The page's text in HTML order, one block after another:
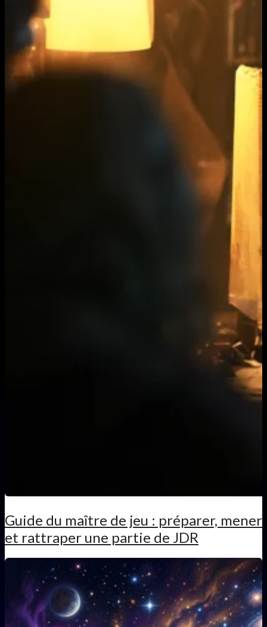
Guide du maître de jeu : préparer, mener
et rattraper une partie de JDR